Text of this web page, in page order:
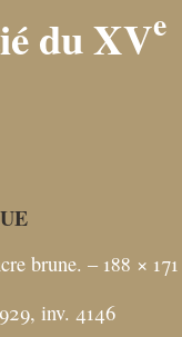
du XVe
brune. – 188 × 171
inv. 4146